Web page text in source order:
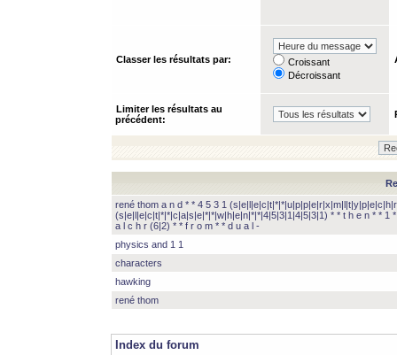
Classer les résultats par:
Croissant
Décroissant
Limiter les résultats au
précédent:
rené thom a n d * * 4 5 3 1
(s|e|l|e|c|t|*|*|c|a|s|e|*|*|w|h|e|n|*|*|4|5|3|1|4|5|3|1) * * t h e n * * 1
a l c h r (6|2) * * f r o m * * d u a l -
physics and 1 1
characters
hawking
rené thom
Index du forum